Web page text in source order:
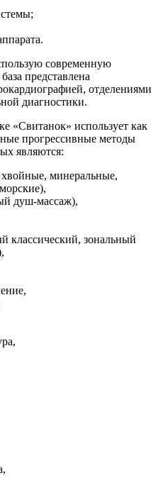
современную
представлена
отделениями
диагностики.
«Свитанок» использует как
прогрессивные методы
являются:
минеральные,
душ-массаж),
классический, зональный